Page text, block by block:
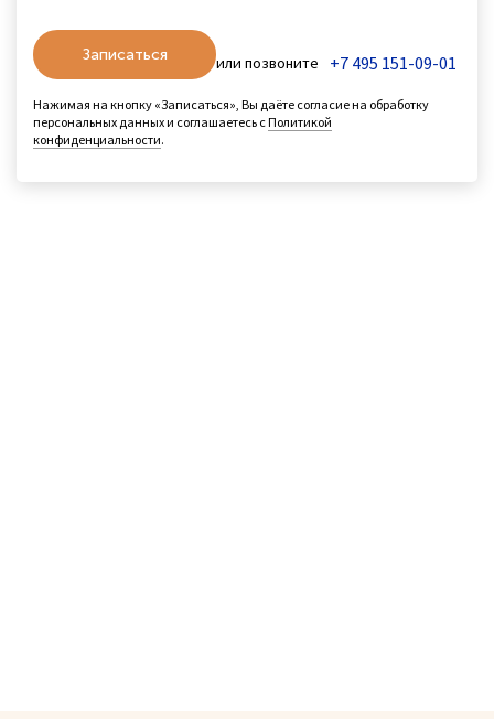
Записаться или позвоните +7 495 151-09-01
Нажимая на кнопку «Записаться», Вы даёте согласие на обработку
персональных данных и соглашаетесь сПолитикой
конфиденциальности.